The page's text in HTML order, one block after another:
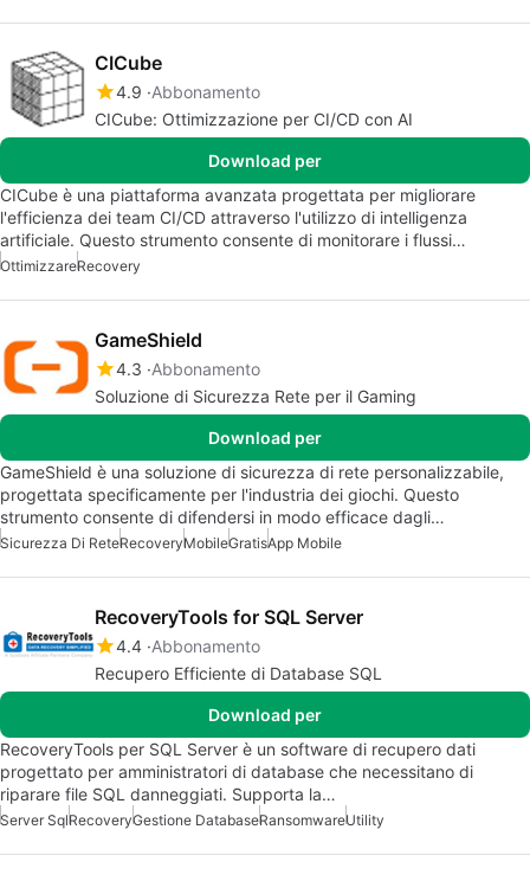
CICube
4.9 Abbonamento
CICube: Ottimizzazione per CI/CD con AI
Download per
CICube è una piattaforma avanzata progettata per migliorare
l'efficienza dei team CI/CD attraverso l'utilizzo di intelligenza
artificiale. Questo strumento consente di monitorare i flussi…
OttimizzareRecovery
GameShield
4.3 Abbonamento
Soluzione di Sicurezza Rete per il Gaming
Download per
GameShield è una soluzione di sicurezza di rete personalizzabile,
progettata specificamente per l'industria dei giochi. Questo
strumento consente di difendersi in modo efficace dagli…
Sicurezza Di ReteRecoveryMobileGratisApp Mobile
RecoveryTools for SQL Server
4.4 Abbonamento
Recupero Efficiente di Database SQL
Download per
RecoveryTools per SQL Server è un software di recupero dati
progettato per amministratori di database che necessitano di
riparare file SQL danneggiati. Supporta la…
Server SqlRecoveryGestione DatabaseRansomwareUtility